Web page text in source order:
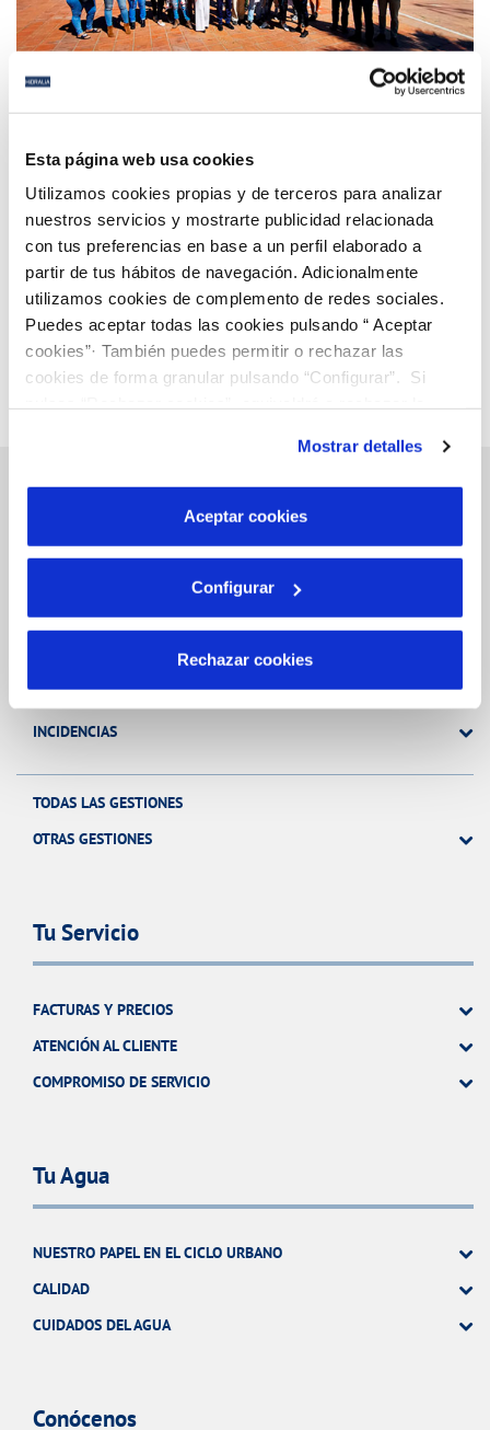
Esta página web usa cookies
Utilizamos cookies propias y de terceros para analizar
nuestros servicios y mostrarte publicidad relacionada
con tus preferencias en base a un perfil elaborado a
partir de tus hábitos de navegación. Adicionalmente
utilizamos cookies de complemento de redes sociales.
Puedes aceptar todas las cookies pulsando “ Aceptar
cookies”· También puedes permitir o rechazar las
cookies de forma granular pulsando “Configurar”. Si
son indispensables para que el sitio web funcione y que
por tanto no se pueden desactivar. Puedes consultar
más información en nuestraPolítica de Cookies
Mostrar detalles
Aceptar cookies
Configurar
Rechazar cookies
Hidralia colaborará en la tercera fase del proyecto
para la formación de los alumnos
Página 65 de 112
Anterior Siguiente
Gestiones Online
FACTURAS, PAGOS Y CONSUMOS
MODIFICACIÓN DE DATOS
INCIDENCIAS
TODAS LAS GESTIONES
OTRAS GESTIONES
Tu Servicio
FACTURAS Y PRECIOS
ATENCIÓN AL CLIENTE
COMPROMISO DE SERVICIO
Tu Agua
NUESTRO PAPEL EN EL CICLO URBANO
CALIDAD
CUIDADOS DEL AGUA
Conócenos